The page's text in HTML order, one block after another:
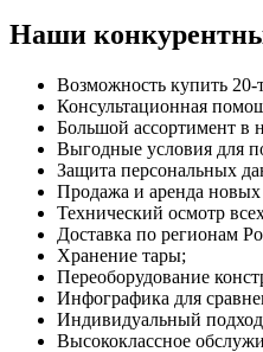
Наши
Возможность купить
Консультационная
Большой ассортимент в
Выгодные условия для
Защита персональных
Продажа и аренда
Технический осмотр
Доставка по регионам
Хранение тары;
Переоборудование
Инфографика для
Индивидуальный
Высококлассное